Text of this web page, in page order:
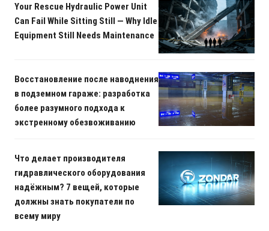
Your Rescue Hydraulic Power Unit
Can Fail While Sitting Still — Why Idle
Equipment Still Needs Maintenance
Восстановление после наводнения
в подземном гараже: разработка
более разумного подхода к
экстренному обезвоживанию
Что делает производителя
гидравлического оборудования
надёжным? 7 вещей, которые
должны знать покупатели по
всему миру